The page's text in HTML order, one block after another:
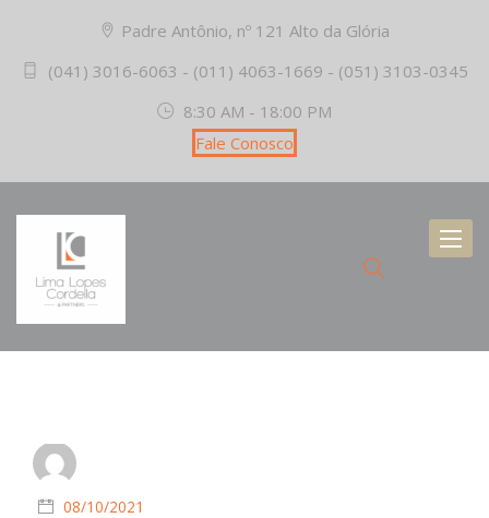
Padre Antônio, nº 121 Alto da Glória
(041) 3016-6063 - (011) 4063-1669 - (051) 3103-0345
8:30 AM - 18:00 PM
Fale Conosco
08/10/2021